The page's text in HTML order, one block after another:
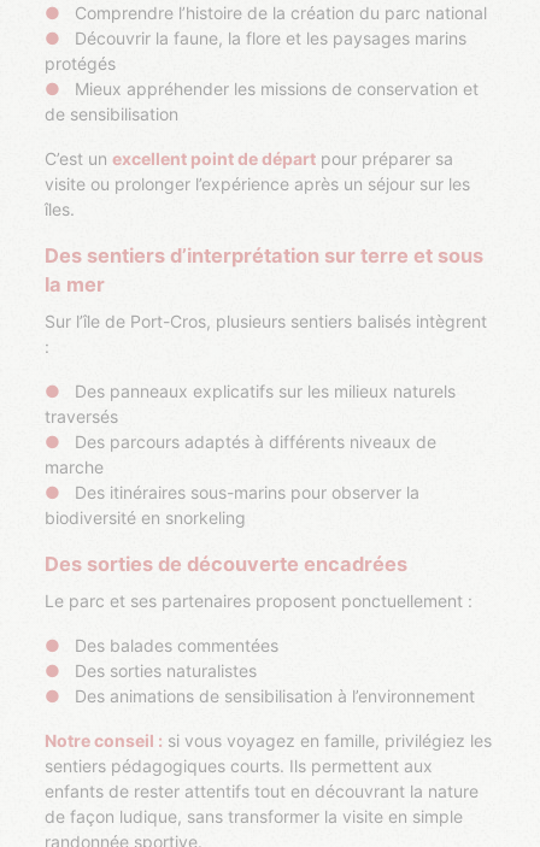
Comprendre l’histoire de la création du parc national
Découvrir la faune, la flore et les paysages marins
protégés
Mieux appréhender les missions de conservation et
de sensibilisation
C’est unexcellent point de départ pour préparer sa
visite ou prolonger l’expérience après un séjour sur les
îles.
Des sentiers d’interprétation sur terre et sous
la mer
Sur l’île de Port-Cros, plusieurs sentiers balisés intègrent
:
Des panneaux explicatifs sur les milieux naturels
traversés
Des parcours adaptés à différents niveaux de
marche
Des itinéraires sous-marins pour observer la
biodiversité en snorkeling
Des sorties de découverte encadrées
Le parc et ses partenaires proposent ponctuellement :
Des balades commentées
Des sorties naturalistes
Des animations de sensibilisation à l’environnement
Notre conseil : si vous voyagez en famille, privilégiez les
sentiers pédagogiques courts. Ils permettent aux
enfants de rester attentifs tout en découvrant la nature
de façon ludique, sans transformer la visite en simple
randonnée sportive.